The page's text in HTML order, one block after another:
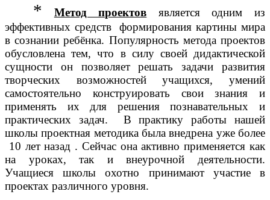
* Метод проектов является одним из
эффективных средств формирования картины мира
в сознании ребёнка. Популярность метода проектов
обусловлена тем, что в силу своей дидактической
сущности он позволяет решать задачи развития
творческих возможностей учащихся, умений
самостоятельно конструировать свои знания и
применять их для решения познавательных и
практических задач. В практику работы нашей
школы проектная методика была внедрена уже более
10 лет назад . Сейчас она активно применяется как
на уроках, так и внеурочной деятельности.
Учащиеся школы охотно принимают участие в
проектах различного уровня.